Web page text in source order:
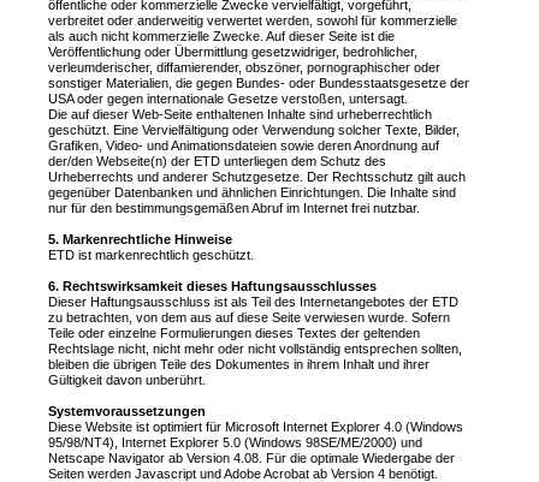
öffentliche oder kommerzielle Zwecke vervielfältigt, vorgeführt,
verbreitet oder anderweitig verwertet werden, sowohl für kommerzielle
als auch nicht kommerzielle Zwecke. Auf dieser Seite ist die
Veröffentlichung oder Übermittlung gesetzwidriger, bedrohlicher,
verleumderischer, diffamierender, obszöner, pornographischer oder
sonstiger Materialien, die gegen Bundes- oder Bundesstaatsgesetze der
USA oder gegen internationale Gesetze verstoßen, untersagt.
Die auf dieser Web-Seite enthaltenen Inhalte sind urheberrechtlich
geschützt. Eine Vervielfältigung oder Verwendung solcher Texte, Bilder,
Grafiken, Video- und Animationsdateien sowie deren Anordnung auf
der/den Webseite(n) der ETD unterliegen dem Schutz des
Urheberrechts und anderer Schutzgesetze. Der Rechtsschutz gilt auch
gegenüber Datenbanken und ähnlichen Einrichtungen. Die Inhalte sind
nur für den bestimmungsgemäßen Abruf im Internet frei nutzbar.
5. Markenrechtliche Hinweise
ETD ist markenrechtlich geschützt.
6. Rechtswirksamkeit dieses Haftungsausschlusses
Dieser Haftungsausschluss ist als Teil des Internetangebotes der ETD
zu betrachten, von dem aus auf diese Seite verwiesen wurde. Sofern
Teile oder einzelne Formulierungen dieses Textes der geltenden
Rechtslage nicht, nicht mehr oder nicht vollständig entsprechen sollten,
bleiben die übrigen Teile des Dokumentes in ihrem Inhalt und ihrer
Gültigkeit davon unberührt.
Systemvoraussetzungen
Diese Website ist optimiert für Microsoft Internet Explorer 4.0 (Windows
95/98/NT4), Internet Explorer 5.0 (Windows 98SE/ME/2000) und
Netscape Navigator ab Version 4.08. Für die optimale Wiedergabe der
Seiten werden Javascript und Adobe Acrobat ab Version 4 benötigt.